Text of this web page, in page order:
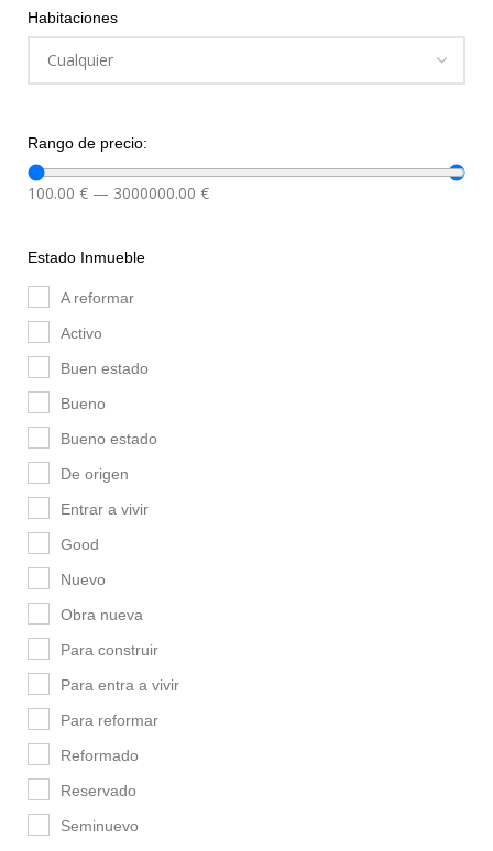
Habitaciones
Rango de precio:
100.00 € — 3000000.00 €
Estado Inmueble
A reformar
Activo
Buen estado
Bueno
Bueno estado
De origen
Entrar a vivir
Good
Nuevo
Obra nueva
Para construir
Para entra a vivir
Para reformar
Reformado
Reservado
Seminuevo